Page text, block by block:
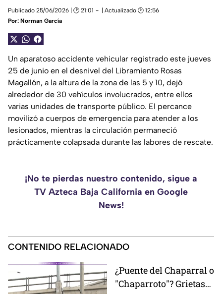
Publicado 25/06/2026 | 🕑 21:01
| Actualizado 🕑 12:56
Por: Norman García
Un aparatoso accidente vehicular registrado este jueves
25 de junio en el desnivel del Libramiento Rosas
Magallón, a la altura de la zona de las 5 y 10, dejó
alrededor de 30 vehículos involucrados, entre ellos
varias unidades de transporte público. El percance
movilizó a cuerpos de emergencia para atender a los
lesionados, mientras la circulación permaneció
prácticamente colapsada durante las labores de rescate.
¡No te pierdas nuestro contenido, sigue a
TV Azteca Baja California en Google
News!
CONTENIDO RELACIONADO
¿Puente del Chaparral o
"Chaparroto"? Grietas